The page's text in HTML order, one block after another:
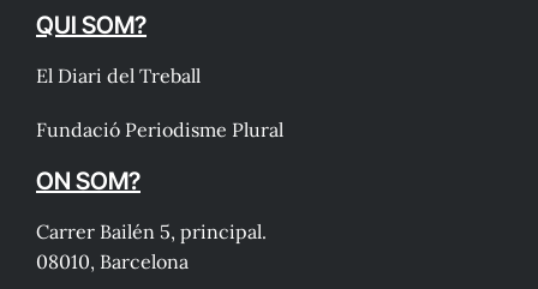
QUI SOM?
El Diari del Treball
Fundació Periodisme Plural
ON SOM?
Carrer Bailén 5, principal.
08010, Barcelona